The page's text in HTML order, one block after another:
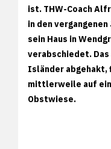
ist. THW-Coach
in den
sein Haus in
verabschiedet. Das
Isländer abgehakt,
mittlerweile auf
Obstwiese.